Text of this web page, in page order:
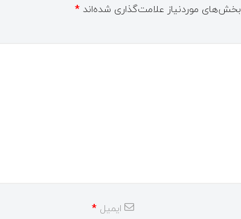
بخش‌های موردنیاز علامت‌گذاری شده‌اند *
ایمیل*